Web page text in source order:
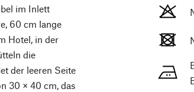
im Inlett
60 cm lange
Hotel, in der
die
der leeren Seite
30 × 40 cm, das